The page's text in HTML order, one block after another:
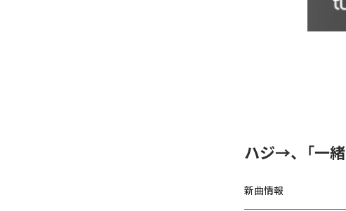
ハジ→、「一
新曲情報